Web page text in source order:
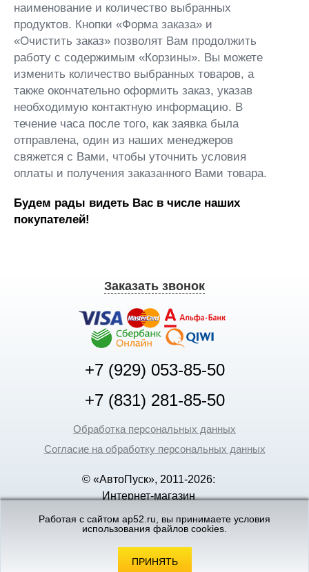
наименование и количество выбранных
продуктов. Кнопки «Форма заказа» и
«Очистить заказ» позволят Вам продолжить
работу с содержимым «Корзины». Вы можете
изменить количество выбранных товаров, а
также окончательно оформить заказ, указав
необходимую контактную информацию. В
течение часа после того, как заявка была
отправлена, один из наших менеджеров
свяжется с Вами, чтобы уточнить условия
оплаты и получения заказанного Вами товара.
Будем рады видеть Вас в числе наших
покупателей!
Заказать звонок
+7 (929) 053-85-50
+7 (831) 281-85-50
Обработка персональных данных
Согласие на обработку персональных данных
© «АвтоПуск», 2011-2026:
Интернет-магазин
Новгороде
интернет-магазинов
Работая с сайтом ap52.ru, вы принимаете условия
использования файлов cookies.
ПРИНЯТЬ